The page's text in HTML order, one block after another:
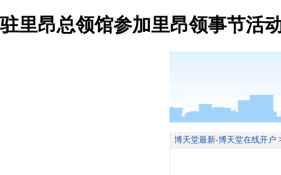
驻里昂总领馆参加里昂领事节活
博天堂最新-博天堂在线开户